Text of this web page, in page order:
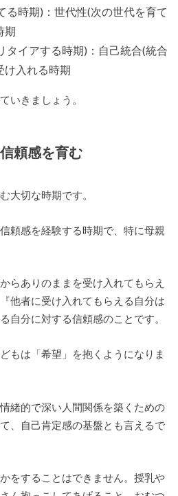
る時期)：世代性(次の世代を育て
期
タイアする時期)：自己統合(統合
け入れる時期
いきましょう。
頼感を育む
大切な時期です。
頼感を経験する時期で、特に母親
らありのままを受け入れてもらえ
他者に受け入れてもらえる自分は
自分に対する信頼感のことです。
もは「希望」を抱くようになりま
緒的で深い人間関係を築くための
、自己肯定感の基盤とも言えるで
をすることはできません。授乳や